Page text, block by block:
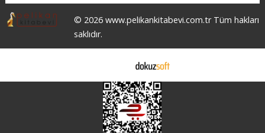
© 2026 www.pelikankitabevi.com.tr Tüm hakları
saklıdır.